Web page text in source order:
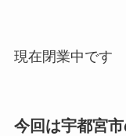
現在閉業中です
今回は宇都宮